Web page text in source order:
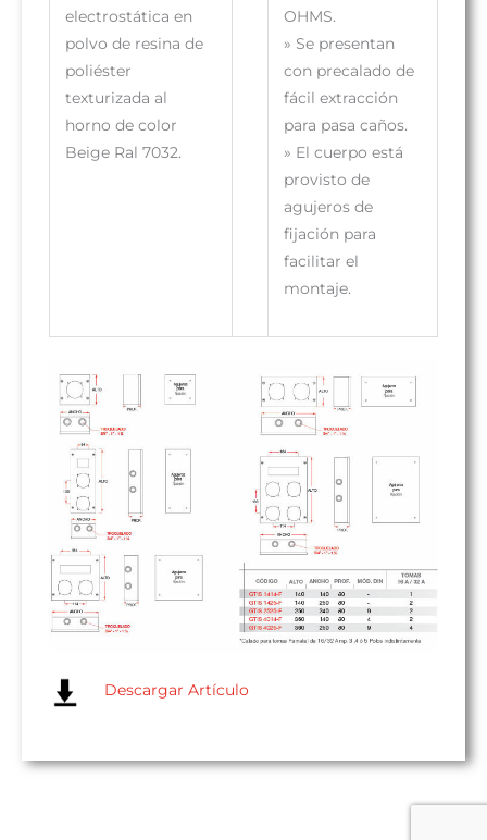
electrostática en
polvo de resina de
poliéster
texturizada al
horno de color
Beige Ral 7032.
OHMS.
» Se presentan
con precalado de
fácil extracción
para pasa caños.
» El cuerpo está
provisto de
agujeros de
fijación para
facilitar el
montaje.
Descargar Artículo